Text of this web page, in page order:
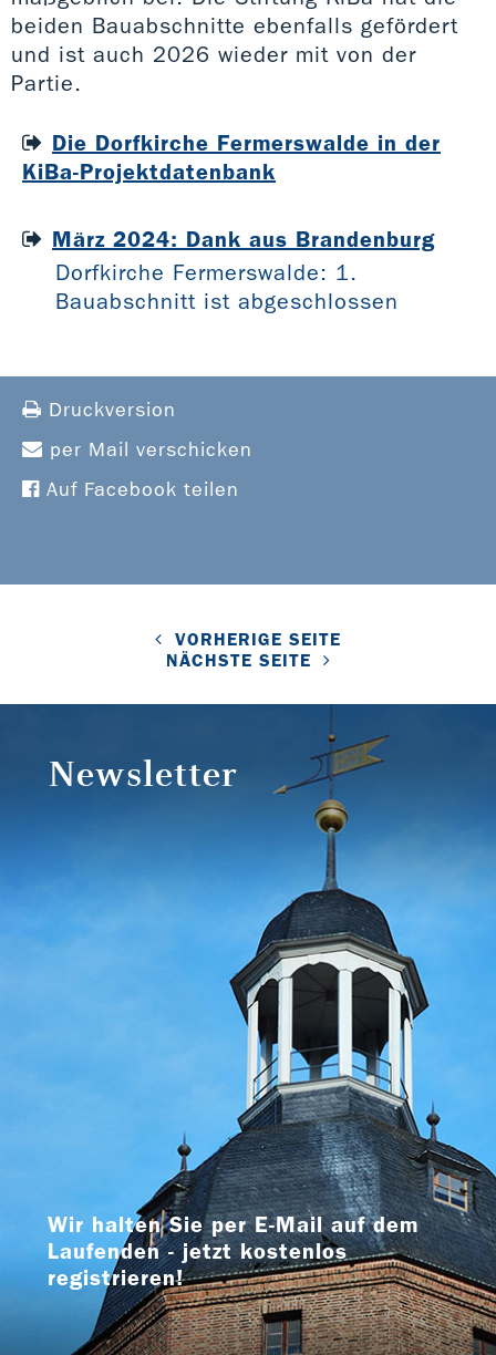
beiden Bauabschnitte ebenfalls gefördert
und ist auch 2026 wieder mit von der
Partie.
Die Dorfkirche Fermerswalde in der
KiBa-Projektdatenbank
März 2024: Dank aus Brandenburg
Dorfkirche Fermerswalde: 1.
Bauabschnitt ist abgeschlossen
Druckversion
per Mail verschicken
Auf Facebook teilen
VORHERIGE SEITE
NÄCHSTE SEITE
Newsletter
Wir halten Sie per E-Mail auf dem
Laufenden - jetzt kostenlos
registrieren!